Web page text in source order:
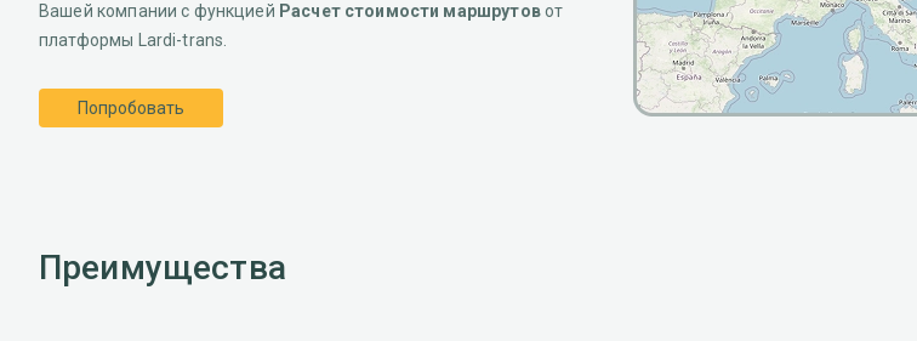
Электронный
документооборот
API
Вашей компании с функцией Расчет стоимости маршрутовот
платформы Lardi-trans.
Попробовать
Преимущества